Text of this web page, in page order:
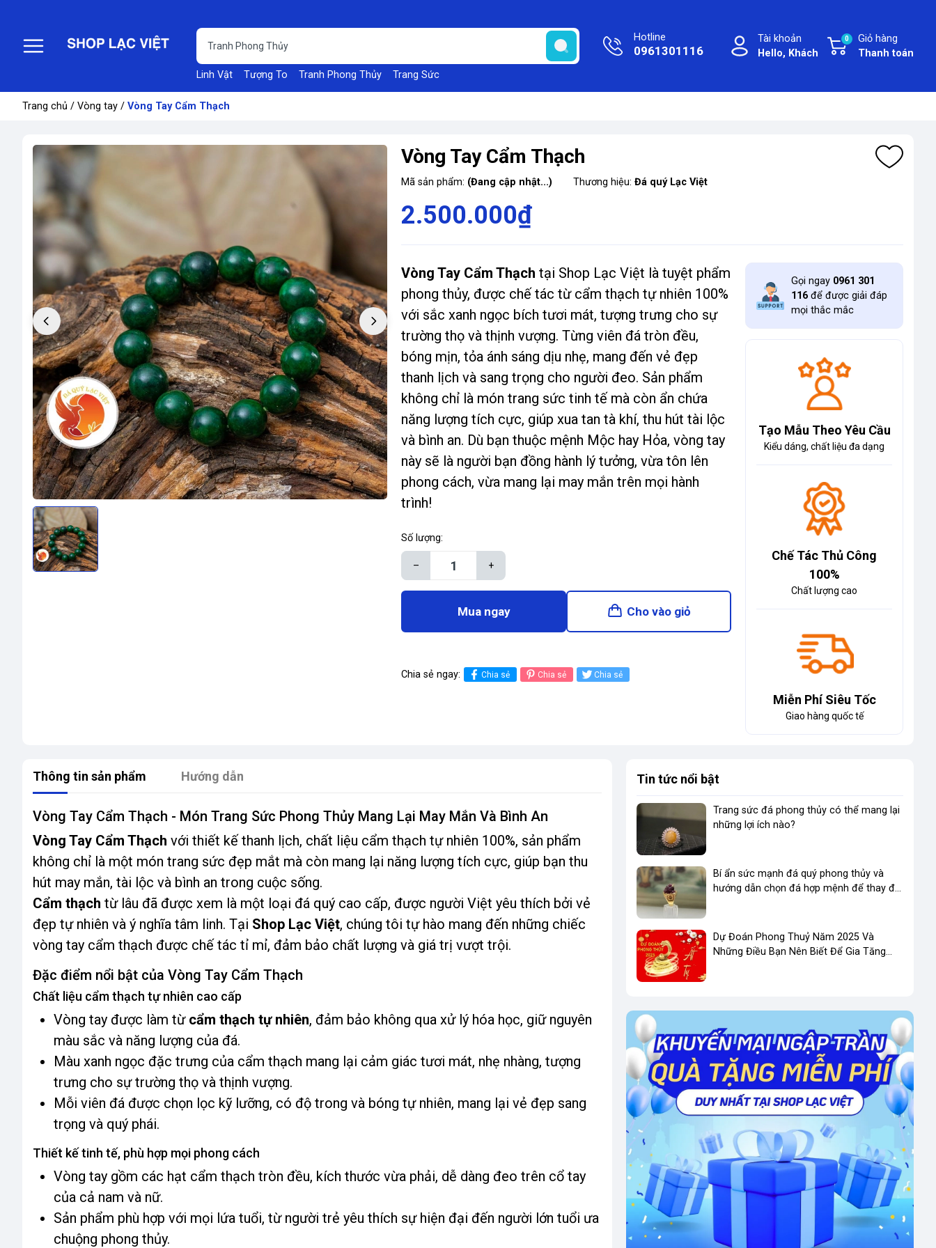
Linh Vật Tượng To Tranh Phong Thủy Trang Sức
Hotline
0961301116
Tài khoản
Hello, Khách
Giỏ hàng
Thanh toán
0
Trang chủ / Vòng tay / Vòng Tay Cẩm Thạch
Vòng Tay Cẩm Thạch
Mã sản phẩm: (Đang cập nhật...) Thương hiệu:Đá quý Lạc Việt
2.500.000₫
Vòng Tay Cẩm Thạchtại Shop Lạc Việt là tuyệt phẩm
phong thủy, được chế tác từ cẩm thạch tự nhiên 100%
với sắc xanh ngọc bích tươi mát, tượng trưng cho sự
trường thọ và thịnh vượng. Từng viên đá tròn đều,
bóng mịn, tỏa ánh sáng dịu nhẹ, mang đến vẻ đẹp
thanh lịch và sang trọng cho người đeo. Sản phẩm
không chỉ là món trang sức tinh tế mà còn ẩn chứa
năng lượng tích cực, giúp xua tan tà khí, thu hút tài lộc
và bình an. Dù bạn thuộc mệnh Mộc hay Hỏa, vòng tay
này sẽ là người bạn đồng hành lý tưởng, vừa tôn lên
phong cách, vừa mang lại may mắn trên mọi hành
trình!
Số lượng:
– +
Mua ngay Cho vào giỏ
Chia sẻ ngay: Chia sẻ Chia sẻ Chia sẻ
Gọi ngay 0961 301
116 để được giải đáp
mọi thắc mắc
Tạo Mẫu Theo Yêu Cầu
Kiểu dáng, chất liệu đa dạng
Chế Tác Thủ Công
100%
Chất lượng cao
Miễn Phí Siêu Tốc
Giao hàng quốc tế
Thông tin sản phẩm Hướng dẫn
Vòng Tay Cẩm Thạch - Món Trang Sức Phong Thủy Mang Lại May Mắn Và Bình An
Vòng Tay Cẩm Thạch với thiết kế thanh lịch, chất liệu cẩm thạch tự nhiên 100%, sản phẩm
không chỉ là một món trang sức đẹp mắt mà còn mang lại năng lượng tích cực, giúp bạn thu
hút may mắn, tài lộc và bình an trong cuộc sống.
Cẩm thạch từ lâu đã được xem là một loại đá quý cao cấp, được người Việt yêu thích bởi vẻ
đẹp tự nhiên và ý nghĩa tâm linh. Tại Shop Lạc Việt, chúng tôi tự hào mang đến những chiếc
vòng tay cẩm thạch được chế tác tỉ mỉ, đảm bảo chất lượng và giá trị vượt trội.
Đặc điểm nổi bật của Vòng Tay Cẩm Thạch
Chất liệu cẩm thạch tự nhiên cao cấp
Vòng tay được làm từ cẩm thạch tự nhiên, đảm bảo không qua xử lý hóa học, giữ nguyên
màu sắc và năng lượng của đá.
Màu xanh ngọc đặc trưng của cẩm thạch mang lại cảm giác tươi mát, nhẹ nhàng, tượng
trưng cho sự trường thọ và thịnh vượng.
Mỗi viên đá được chọn lọc kỹ lưỡng, có độ trong và bóng tự nhiên, mang lại vẻ đẹp sang
trọng và quý phái.
Thiết kế tinh tế, phù hợp mọi phong cách
Vòng tay gồm các hạt cẩm thạch tròn đều, kích thước vừa phải, dễ dàng đeo trên cổ tay
của cả nam và nữ.
Sản phẩm phù hợp với mọi lứa tuổi, từ người trẻ yêu thích sự hiện đại đến người lớn tuổi ưa
chuộng phong thủy.
Tin tức nổi bật
Trang sức đá phong thủy có thể mang lại
những lợi ích nào?
Bí ẩn sức mạnh đá quý phong thủy và
hướng dẫn chọn đá hợp mệnh để thay đổi
Dự Đoán Phong Thuỷ Năm 2025 Và
Những Điều Bạn Nên Biết Để Gia Tăng